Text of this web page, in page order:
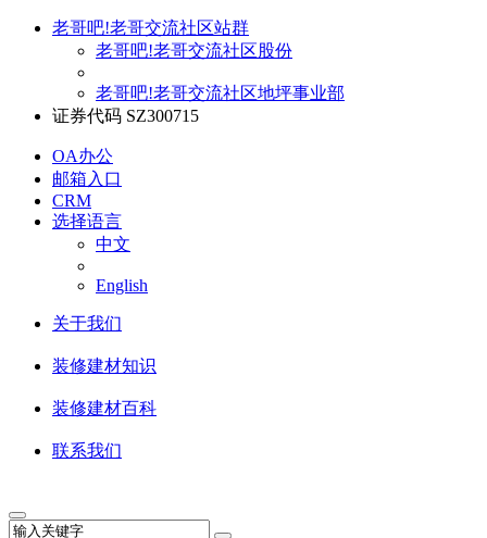
老哥吧!老哥交流社区站群
老哥吧!老哥交流社区股份
老哥吧!老哥交流社区地坪事业部
证券代码 SZ300715
OA办公
邮箱入口
CRM
选择语言
中文
English
关于我们
装修建材知识
装修建材百科
联系我们